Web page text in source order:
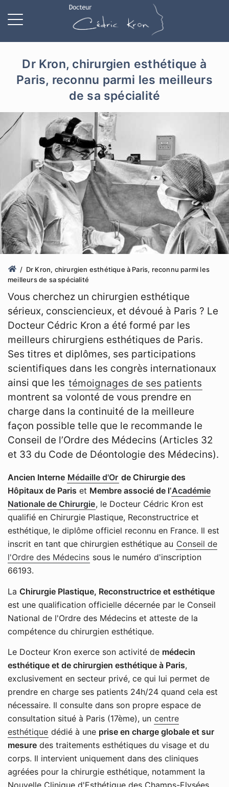
Dr Kron, chirurgien esthétique à
Paris, reconnu parmi les meilleurs
de sa spécialité
Dr Kron, chirurgien esthétique à Paris, reconnu parmi les
meilleurs de sa spécialité
Vous cherchez un chirurgien esthétique
sérieux, consciencieux, et dévoué à Paris ? Le
Docteur Cédric Kron a été formé par les
meilleurs chirurgiens esthétiques de Paris.
Ses titres et diplômes, ses participations
scientifiques dans les congrès internationaux
ainsi que les témoignages de ses patients
montrent sa volonté de vous prendre en
charge dans la continuité de la meilleure
façon possible telle que le recommande le
Conseil de l’Ordre des Médecins (Articles 32
et 33 du Code de Déontologie des Médecins).
Ancien Interne Médaille d'Or de Chirurgie des
Hôpitaux de Paris et Membre associé de l’Académie
Nationale de Chirurgie, le Docteur Cédric Kron est
qualifié en Chirurgie Plastique, Reconstructrice et
esthétique, le diplôme officiel reconnu en France. Il est
inscrit en tant que chirurgien esthétique au Conseil de
l'Ordre des Médecins sous le numéro d'inscription
66193.
La Chirurgie Plastique, Reconstructrice et esthétique
est une qualification officielle décernée par le Conseil
National de l'Ordre des Médecins et atteste de la
compétence du chirurgien esthétique.
Le Docteur Kron exerce son activité de médecin
esthétique et de chirurgien esthétique à Paris,
exclusivement en secteur privé, ce qui lui permet de
prendre en charge ses patients 24h/24 quand cela est
nécessaire. Il consulte dans son propre espace de
consultation situé à Paris (17ème), un centre
esthétique dédié à une prise en charge globale et sur
mesure des traitements esthétiques du visage et du
corps. Il intervient uniquement dans des cliniques
agréées pour la chirurgie esthétique, notamment la
Nouvelle Clinique d'Esthétique des Champs-Elysées